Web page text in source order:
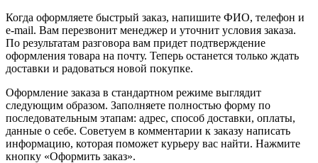
Когда оформляете быстрый заказ, напишите ФИО, телефон и
e-mail. Вам перезвонит менеджер и уточнит условия заказа.
По результатам разговора вам придет подтверждение
оформления товара на почту. Теперь останется только ждать
доставки и радоваться новой покупке.
Оформление заказа в стандартном режиме выглядит
следующим образом. Заполняете полностью форму по
последовательным этапам: адрес, способ доставки, оплаты,
данные о себе. Советуем в комментарии к заказу написать
информацию, которая поможет курьеру вас найти. Нажмите
кнопку «Оформить заказ».